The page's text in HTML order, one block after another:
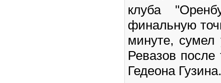
клуба
финальную
минуте, сумел
Ревазов после
Гедеона Гузина.